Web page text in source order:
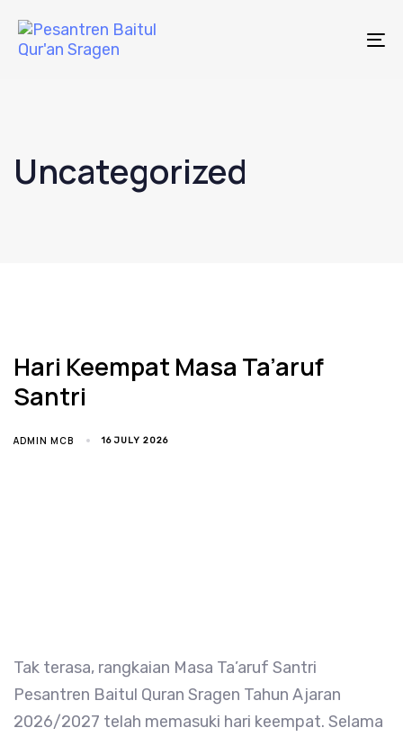
links
content
Uncategorized
Hari Keempat Masa Ta’aruf
Santri
ADMIN MCB 16 JULY 2026
Tak terasa, rangkaian Masa Ta’aruf Santri
Pesantren Baitul Quran Sragen Tahun Ajaran
2026/2027 telah memasuki hari keempat. Selama